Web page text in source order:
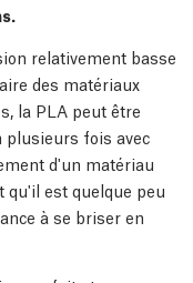
relativement basse
des matériaux
la PLA peut être
plusieurs fois avec
d'un matériau
qu'il est quelque peu
à se briser en